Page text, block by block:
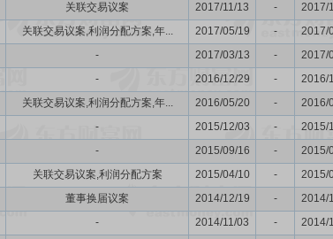
关联交易议案 2017/11/13 - 2017/
关联交易议案,利润分配方案,年... 2017/05/19 - 2017/
- 2017/03/13 - 2017/
- 2016/12/29 - 2016/
关联交易议案,利润分配方案,年... 2016/05/20 - 2016/
- 2015/12/03 - 2015/
- 2015/09/16 - 2015/
关联交易议案,利润分配方案 2015/04/10 - 2015/
董事换届议案 2014/12/19 - 2014/
- 2014/11/03 - 2014/